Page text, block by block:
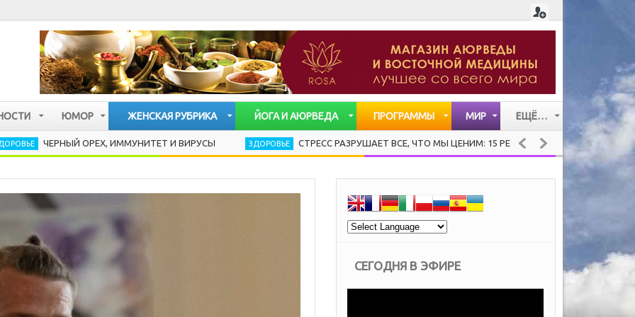
ЮМОР
ЖЕНСКАЯ РУБРИКА
ЙОГА И АЮРВЕДА
ПРОГРАММЫ МИР ЕЩЁ…
СТАТЬИ
ОРЕХ, ИММУНИТЕТ И ВИРУСЫ ЗДОРОВЬЕ СТРЕСС РАЗРУШАЕТ ВСЕ, ЧТО МЫ ЦЕНИМ: 15 РЕКОМЕНДАЦИЙ ХЕНДРИ
СЕГОДНЯ В ЭФИРЕ